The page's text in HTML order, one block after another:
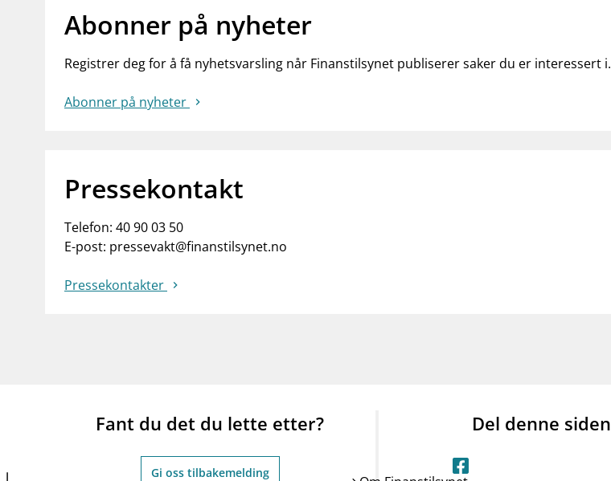
Abonner på nyheter
Registrer deg for å få nyhetsvarsling når Finanstilsynet publiserer saker du er interessert i.
Abonner på nyheter
Pressekontakt
Telefon: 40 90 03 50
E-post: pressevakt@finanstilsynet.no
Pressekontakter
Fant du det du lette etter?
Gi oss tilbakemelding
Del denne siden